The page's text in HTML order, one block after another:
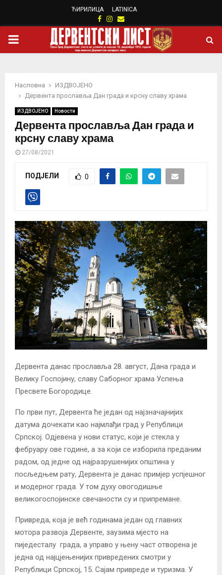
ЋИРИЛИЦА LATINICA
Facebook
Instagram
Email
PRIMARY
Насловна
ИЗДВОЈЕНО
Дервента прославља Дан града и крсну славу храма
ИЗДВОЈЕНО Новости
Дервента прославља Дан града и
крсну славу храма
27/08/2021
ПОДЈЕЛИ 0
Дервента данас прославља 28. август, Дана града и
Велику Госпојину, славу Саборног храма Успења
Пресвете Богородице.
По први пут, Дервента ће један од најзначајнијих
датума дочекати као најмлађи град у Републици
Српској. Одјевена у нови статус, који је стекла у
фебруару ове године, а за који се изборила преданим
радом, од једне од најразрушенијих општина у
посљедњем рату, Дервента је данас примјер успјешног
и модерног града. У том духу овогодишње
великогоспојинске свечаности су и припремане.
Привреда, која је већ годинама један од главних
мотора развоја Дервенте, заузима мјесто на
пиједесталу града, а управо у њену част отворена је
једна од најцјењенијих привредених смотри у
Републици Српској, 15. Сајам привреде и туризма. У